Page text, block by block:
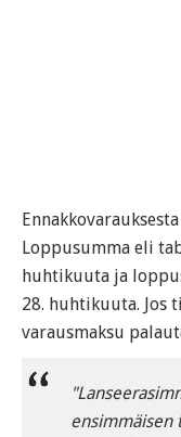
Loppusumma eli
huhtikuuta ja
28. huhtikuuta. Jos
varausmaksu
ensimmäisen